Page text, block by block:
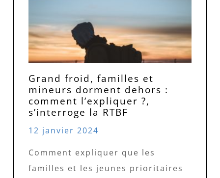
Grand froid, familles et
mineurs dorment dehors :
comment l’expliquer ?,
s’interroge la RTBF
12 janvier 2024
Comment expliquer que les
familles et les jeunes prioritaires